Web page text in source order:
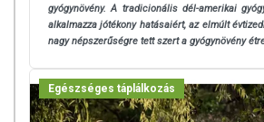
gyógynövény. A tradicionális dél-amerikai
alkalmazza jótékony hatásaiért, az elmúlt
nagy népszerűségre tett szert a gyógynövény
Egészséges táplálkozás